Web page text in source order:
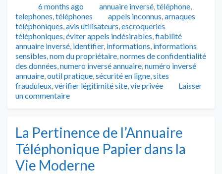
Publié
6 months ago Catégories
annuaire inversé,téléphone,
telephones,téléphones Tags
appels inconnus,arnaques
téléphoniques,avis utilisateurs,escroqueries
téléphoniques,éviter appels indésirables,fiabilité
annuaire inversé, identifier, informations, informations
sensibles,nom du propriétaire,normes de confidentialité
des données,numero inversé annuaire,numéro inversé
annuaire,outil pratique,sécurité en ligne,sites
frauduleux,vérifier légitimité site,vie privée
Laisser
un commentaire
La Pertinence de l’Annuaire
Téléphonique Papier dans la
Vie Moderne